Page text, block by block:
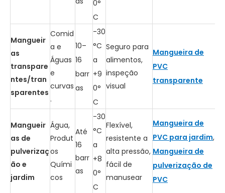
0°
C
Mangueir
as
transpare
ntes/tran
sparentes
Comid
a e
Águas
e
curvas
.
10–
16
barr
as
-30
°C
a
+9
0°
C
Seguro para
alimentos,
inspeção
visual
Mangueira de
PVC
transparente
Mangueir
as de
pulverizaç
ão e
jardim
Água,
Produt
os
Quími
cos
Até
16
barr
as
-30
°C
a
+8
0°
C
Flexível,
resistente a
alta pressão,
fácil de
manusear
Mangueira de
PVC para jardim,
Mangueira de
pulverização de
PVC